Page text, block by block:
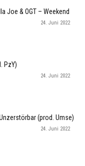
Joe & OGT – Weekend
24. Juni 2022
PzY)
24. Juni 2022
(prod. Umse)
24. Juni 2022